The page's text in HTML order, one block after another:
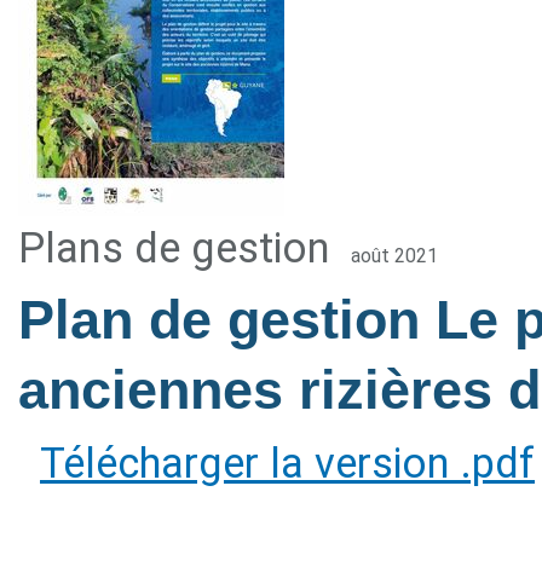
Plans de gestion août 2021
Plan de gestion Le
anciennes rizières
Télécharger la version .pdf